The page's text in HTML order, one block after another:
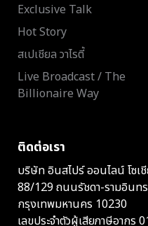
Exclusive Talk
Hot Story
สเปเชียล วาไรตี้
Live Broadcast / The
Billionaire Way
ติดต่อเรา
บริษัท อินสไปร์ ออนไลน์ โซเ
88/129 ถนนรัชดา-รามอินท
กรุงเทพมหานคร 10230
เลขประจำตัวผู้เสียภาษีอากร